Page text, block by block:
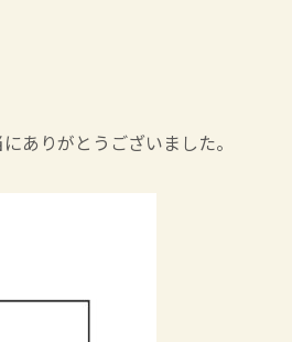
ありがとうございました。